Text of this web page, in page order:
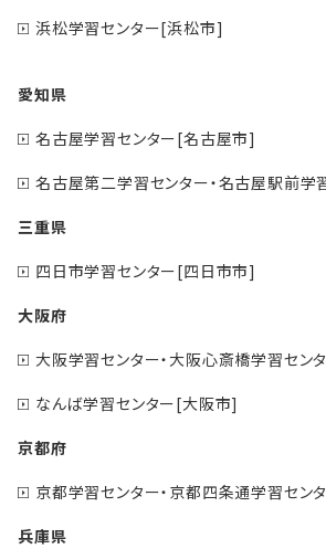
浜松学習センター[浜松市]
愛知県
名古屋学習センター[名古屋市]
名古屋第二学習センター・名古屋駅前学
三重県
四日市学習センター[四日市市]
大阪府
大阪学習センター・大阪心斎橋学習セン
なんば学習センター[大阪市]
京都府
京都学習センター・京都四条通学習セン
兵庫県